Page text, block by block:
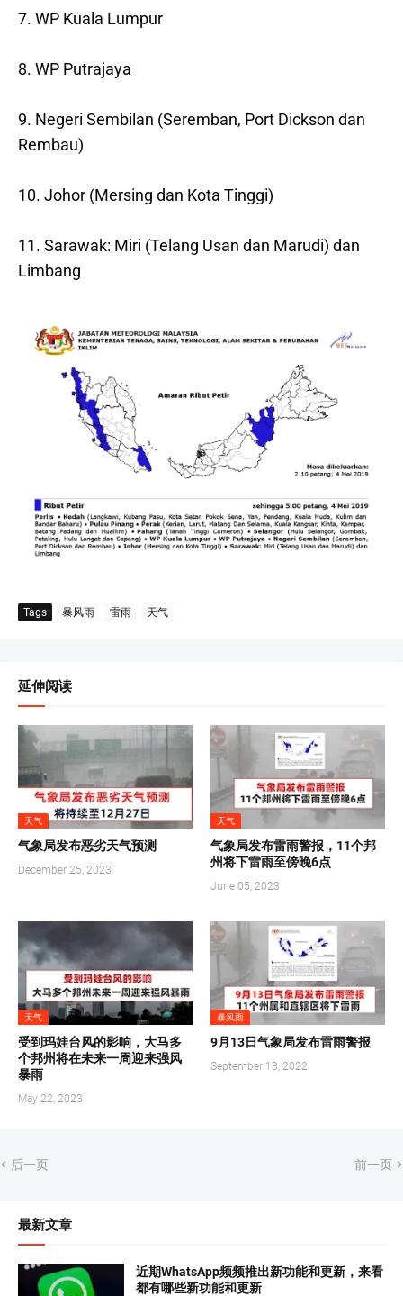
7. WP Kuala Lumpur
8. WP Putrajaya
9. Negeri Sembilan (Seremban, Port Dickson dan
Rembau)
10. Johor (Mersing dan Kota Tinggi)
11. Sarawak: Miri (Telang Usan dan Marudi) dan
Limbang
Tags 暴风雨 雷雨 天气
延伸阅读
天气
气象局发布恶劣天气预测
December 25, 2023
天气
气象局发布雷雨警报，11个邦
州将下雷雨至傍晚6点
June 05, 2023
天气
受到玛娃台风的影响，大马多
个邦州将在未来一周迎来强风
暴雨
May 22, 2023
暴风雨
9月13日气象局发布雷雨警报
September 13, 2022
后一页 前一页
最新文章
近期WhatsApp频频推出新功能和更新，来看
都有哪些新功能和更新